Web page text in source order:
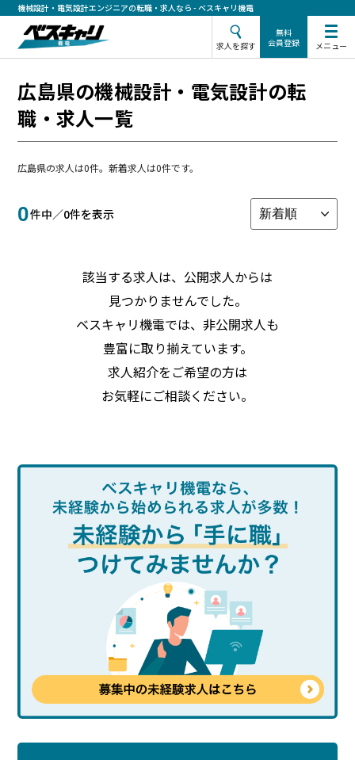
機械設計・電気設計エンジニアの転職・求人なら - ベスキャリ機電
求人を探す
無料
会員登録
メニュー
広島県の機械設計・電気設計の転
職・求人一覧
広島県の求人は0件。新着求人は0件です。
0件中／0件を表示
該当する求人は、公開求人からは
見つかりませんでした。
ベスキャリ機電では、非公開求人も
豊富に取り揃えています。
求人紹介をご希望の方は
お気軽にご相談ください。